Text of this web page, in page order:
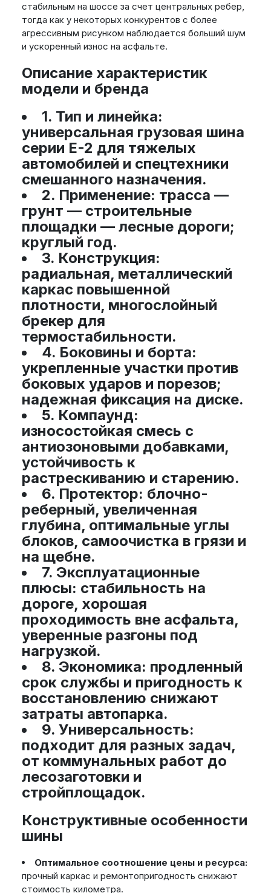
стабильным на шоссе за счет центральных ребер,
тогда как у некоторых конкурентов с более
агрессивным рисунком наблюдается больший шум
и ускоренный износ на асфальте.
Описание характеристик
модели и бренда
1. Тип и линейка:
универсальная грузовая шина
серии E-2 для тяжелых
автомобилей и спецтехники
смешанного назначения.
2. Применение: трасса —
грунт — строительные
площадки — лесные дороги;
круглый год.
3. Конструкция:
радиальная, металлический
каркас повышенной
плотности, многослойный
брекер для
термостабильности.
4. Боковины и борта:
укрепленные участки против
боковых ударов и порезов;
надежная фиксация на диске.
5. Компаунд:
износостойкая смесь с
антиозоновыми добавками,
устойчивость к
растрескиванию и старению.
6. Протектор: блочно-
реберный, увеличенная
глубина, оптимальные углы
блоков, самоочистка в грязи и
на щебне.
7. Эксплуатационные
плюсы: стабильность на
дороге, хорошая
проходимость вне асфальта,
уверенные разгоны под
нагрузкой.
8. Экономика: продленный
срок службы и пригодность к
восстановлению снижают
затраты автопарка.
9. Универсальность:
подходит для разных задач,
от коммунальных работ до
лесозаготовки и
стройплощадок.
Конструктивные особенности
шины
Оптимальное соотношение цены и ресурса:
прочный каркас и ремонтопригодность снижают
стоимость километра.